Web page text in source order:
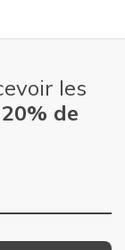
les
20% de